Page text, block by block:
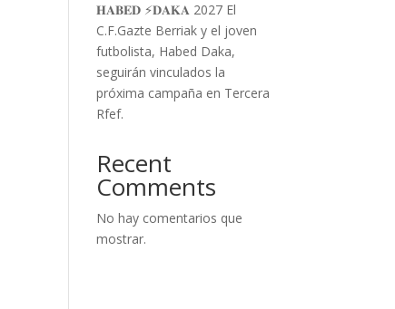
𝐇𝐀𝐁𝐄𝐃 ⚡️𝐃𝐀𝐊𝐀 2027 El
C.F.Gazte Berriak y el joven
futbolista, Habed Daka,
seguirán vinculados la
próxima campaña en Tercera
Rfef.
Recent
Comments
No hay comentarios que
mostrar.